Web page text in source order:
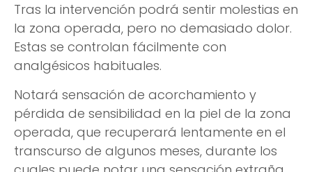
Tras la intervención podrá sentir molestias en
la zona operada, pero no demasiado dolor.
Estas se controlan fácilmente con
analgésicos habituales.
Notará sensación de acorchamiento y
pérdida de sensibilidad en la piel de la zona
operada, que recuperará lentamente en el
transcurso de algunos meses, durante los